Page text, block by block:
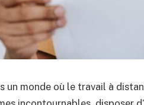
un monde où le travail à